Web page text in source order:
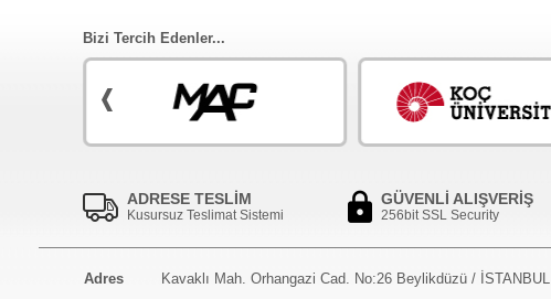
Bizi Tercih Edenler...
ADRESE TESLİM
Kusursuz Teslimat Sistemi
GÜVENLİ ALIŞVERİŞ
256bit SSL Security
Adres
Kavaklı Mah. Orhangazi Cad. No:26 Beylikdüzü / İSTANBUL